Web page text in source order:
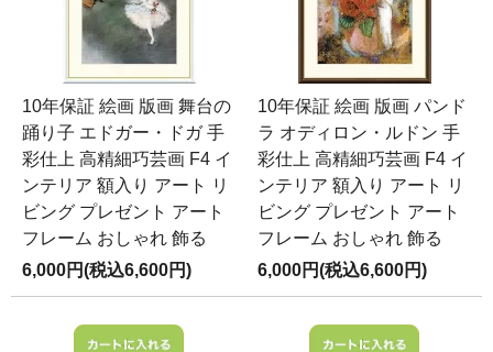
10年保証 絵画 版画 舞台の
踊り子 エドガー・ドガ 手
彩仕上 高精細巧芸画 F4 イ
ンテリア 額入り アート リ
ビング プレゼント アート
フレーム おしゃれ 飾る
6,000円(税込6,600円)
10年保証 絵画 版画 パンド
ラ オディロン・ルドン 手
彩仕上 高精細巧芸画 F4 イ
ンテリア 額入り アート リ
ビング プレゼント アート
フレーム おしゃれ 飾る
6,000円(税込6,600円)